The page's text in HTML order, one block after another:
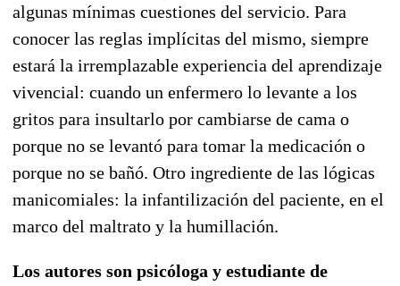
algunas mínimas cuestiones del servicio. Para
conocer las reglas implícitas del mismo, siempre
estará la irremplazable experiencia del aprendizaje
vivencial: cuando un enfermero lo levante a los
gritos para insultarlo por cambiarse de cama o
porque no se levantó para tomar la medicación o
porque no se bañó. Otro ingrediente de las lógicas
manicomiales: la infantilización del paciente, en el
marco del maltrato y la humillación.
Los autores son psicóloga y estudiante de